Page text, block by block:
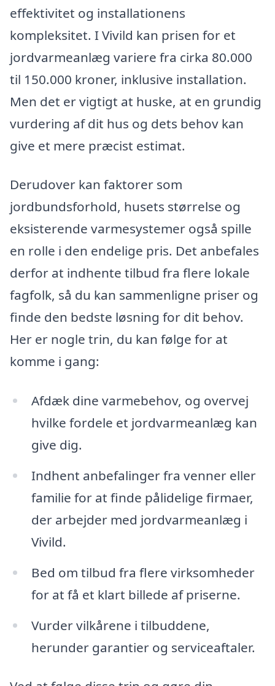
effektivitet og installationens
kompleksitet. I Vivild kan prisen for et
jordvarmeanlæg variere fra cirka 80.000
til 150.000 kroner, inklusive installation.
Men det er vigtigt at huske, at en grundig
vurdering af dit hus og dets behov kan
give et mere præcist estimat.
Derudover kan faktorer som
jordbundsforhold, husets størrelse og
eksisterende varmesystemer også spille
en rolle i den endelige pris. Det anbefales
derfor at indhente tilbud fra flere lokale
fagfolk, så du kan sammenligne priser og
finde den bedste løsning for dit behov.
Her er nogle trin, du kan følge for at
komme i gang:
Afdæk dine varmebehov, og overvej
hvilke fordele et jordvarmeanlæg kan
give dig.
Indhent anbefalinger fra venner eller
familie for at finde pålidelige firmaer,
der arbejder med jordvarmeanlæg i
Vivild.
Bed om tilbud fra flere virksomheder
for at få et klart billede af priserne.
Vurder vilkårene i tilbuddene,
herunder garantier og serviceaftaler.